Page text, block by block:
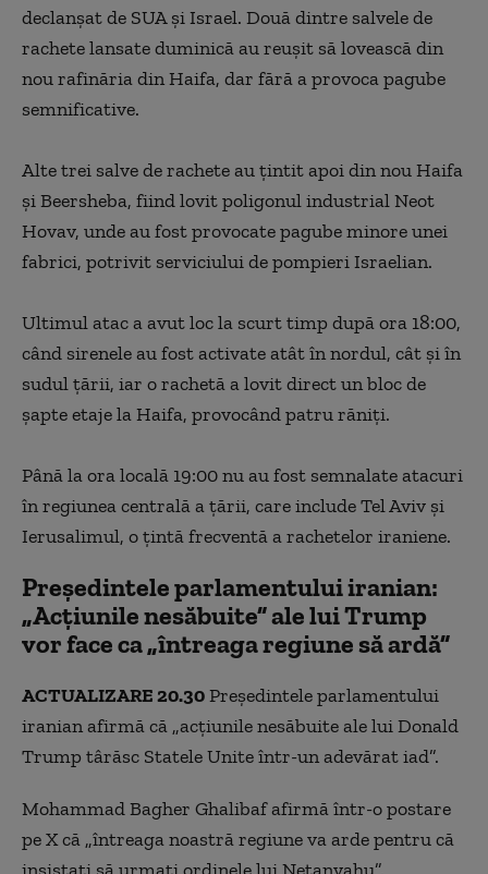
declanşat de SUA şi Israel. Două dintre salvele de
rachete lansate duminică au reuşit să lovească din
nou rafinăria din Haifa, dar fără a provoca pagube
semnificative.
Alte trei salve de rachete au ţintit apoi din nou Haifa
şi Beersheba, fiind lovit poligonul industrial Neot
Hovav, unde au fost provocate pagube minore unei
fabrici, potrivit serviciului de pompieri Israelian.
Ultimul atac a avut loc la scurt timp după ora 18:00,
când sirenele au fost activate atât în nordul, cât şi în
sudul ţării, iar o rachetă a lovit direct un bloc de
şapte etaje la Haifa, provocând patru răniţi.
Până la ora locală 19:00 nu au fost semnalate atacuri
în regiunea centrală a ţării, care include Tel Aviv şi
Ierusalimul, o ţintă frecventă a rachetelor iraniene.
Președintele parlamentului iranian:
„Acțiunile nesăbuite” ale lui Trump
vor face ca „întreaga regiune să ardă”
ACTUALIZARE 20.30Președintele parlamentului
iranian afirmă că „acțiunile nesăbuite ale lui Donald
Trump târăsc Statele Unite într-un adevărat iad”.
Mohammad Bagher Ghalibaf afirmă într-o postare
pe X că „întreaga noastră regiune va arde pentru că